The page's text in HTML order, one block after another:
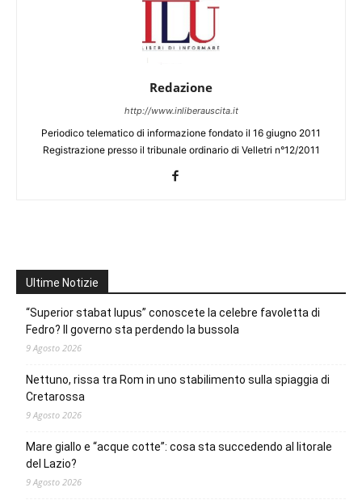
Redazione
http://www.inliberauscita.it
Periodico telematico di informazione fondato il 16 giugno 2011
Registrazione presso il tribunale ordinario di Velletri n°12/2011
Ultime Notizie
“Superior stabat lupus” conoscete la celebre favoletta di
Fedro? Il governo sta perdendo la bussola
9 Agosto 2026
Nettuno, rissa tra Rom in uno stabilimento sulla spiaggia di
Cretarossa
9 Agosto 2026
Mare giallo e “acque cotte”: cosa sta succedendo al litorale
del Lazio?
9 Agosto 2026